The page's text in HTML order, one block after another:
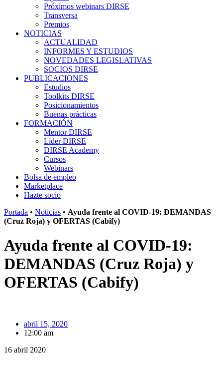
Próximos webinars DIRSE
Transversa
Premios
NOTICIAS
ACTUALIDAD
INFORMES Y ESTUDIOS
NOVEDADES LEGISLATIVAS
SOCIOS DIRSE
PUBLICACIONES
Estudios
Toolkits DIRSE
Posicionamientos
Buenas prácticas
FORMACIÓN
Mentor DIRSE
Líder DIRSE
DIRSE Academy
Cursos
Webinars
Bolsa de empleo
Marketplace
Hazte socio
Portada • Noticias • Ayuda frente al COVID-19: DEMANDAS
(Cruz Roja) y OFERTAS (Cabify)
Ayuda frente al COVID-19:
DEMANDAS (Cruz Roja) y
OFERTAS (Cabify)
abril 15, 2020
12:00 am
16 abril 2020